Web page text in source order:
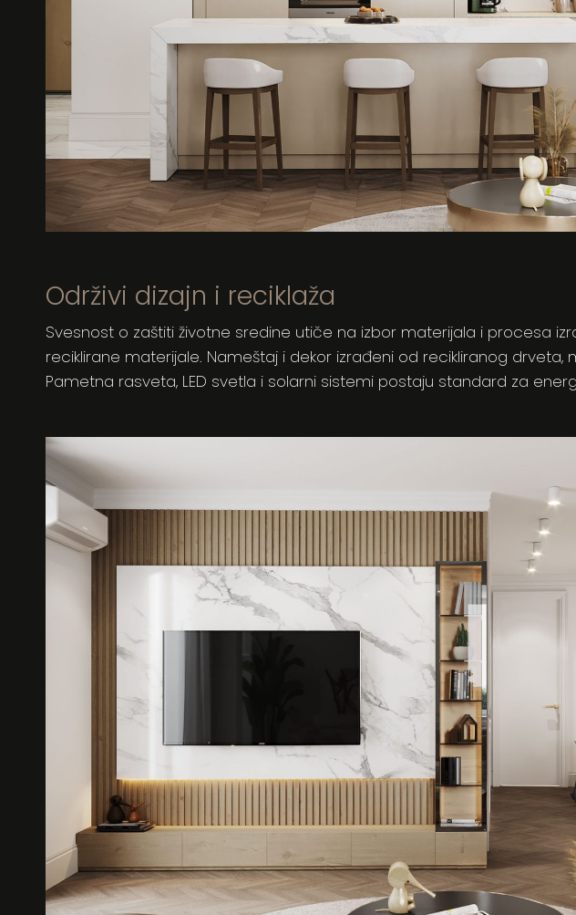
Održivi dizajn i reciklaža
Svesnost o zaštiti životne sredine utiče na izbor materijala i procesa
reciklirane materijale. Nameštaj i dekor izrađeni od recikliranog drveta,
Pametna rasveta, LED svetla i solarni sistemi postaju standard za